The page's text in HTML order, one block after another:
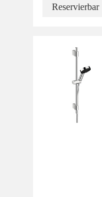
Reservierbar